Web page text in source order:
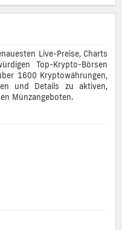
Live-Preise, Charts
Top-Krypto-Börsen
1600 Kryptowährungen,
und Details zu aktiven,
Münzangeboten.